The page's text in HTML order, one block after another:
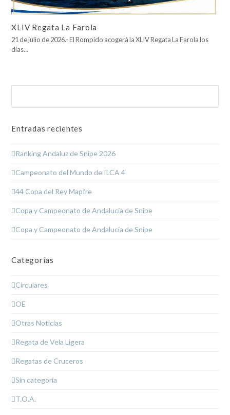
XLIV Regata La Farola
21 de julio de 2026.- El Rompido acogerá la XLIV Regata La Farola los
días…
Entradas recientes
Ranking Andaluz de Snipe 2026
Campeonato del Mundo de ILCA 4
44 Copa del Rey Mapfre
Copa y Campeonato de Andalucía de Snipe
Copa y Campeonato de Andalucía de Snipe
Categorías
Circulares
OE
Otras Noticias
Regata de Vela Ligera
Regatas de Cruceros
Sin categoría
T.O.A.